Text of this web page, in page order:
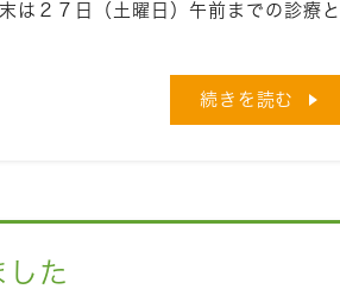
２７日（土曜日）午前までの診療と
続きを読む
た